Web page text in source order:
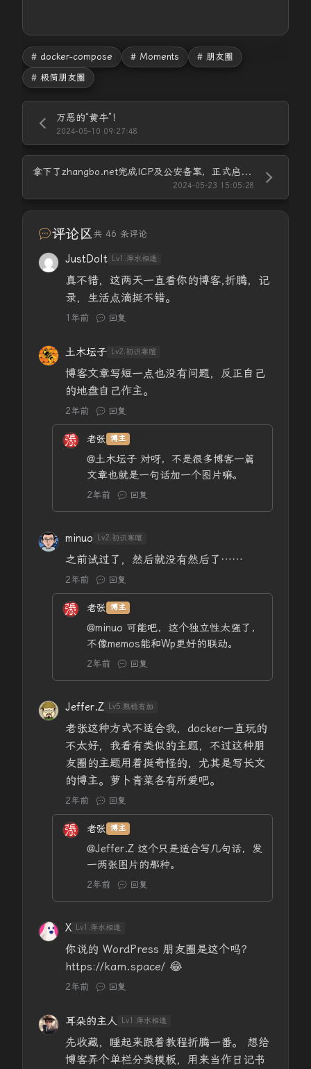
# docker-compose # Moments
# 朋友圈
# 极简朋友圈
万恶的“黄牛”！
2024-05-10 09:27:48
拿下了zhangbo.net完成ICP及公安备案，正式启用！
2024-05-23 15:05:28
评论区共 46 条评论
JustDoIt Lv1.萍水相逢
真不错，这两天一直看你的博客,折腾，记
录，生活点滴挺不错。
1年前 回复
土木坛子 Lv2.初识寒暄
博客文章写短一点也没有问题，反正自己
的地盘自己作主。
2年前 回复
老张 博主
@土木坛子 对呀，不是很多博客一篇
文章也就是一句话加一个图片嘛。
2年前 回复
minuo Lv2.初识寒暄
之前试过了，然后就没有然后了……
2年前 回复
老张 博主
@minuo 可能吧，这个独立性太强了，
不像memos能和Wp更好的联动。
2年前 回复
Jeffer.Z Lv5.熟稔有加
老张这种方式不适合我，docker一直玩的
不太好，我看有类似的主题，不过这种朋
友圈的主题用着挺奇怪的，尤其是写长文
的博主。萝卜青菜各有所爱吧。
2年前 回复
老张 博主
@Jeffer.Z 这个只是适合写几句话，发
一两张图片的那种。
2年前 回复
X Lv1.萍水相逢
你说的 WordPress 朋友圈是这个吗？
https://kam.space/ 😂
2年前 回复
耳朵的主人 Lv1.萍水相逢
先收藏，睡起来跟着教程折腾一番。 想给
博客弄个单栏分类模板，用来当作日记书